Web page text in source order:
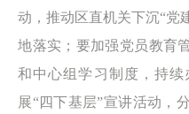
动，推动区直机关下沉“党
地落实；要加强党员教育
和中心组学习制度，持
展“四下基层”宣讲活动，